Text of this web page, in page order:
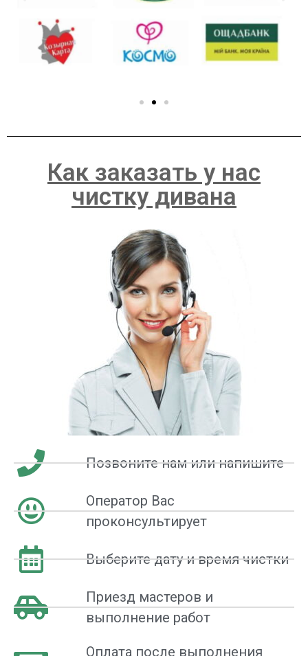
Как заказать у нас
чистку дивана
Позвоните нам или напишите
Оператор Вас
проконсультирует
Выберите дату и время чистки
Приезд мастеров и
выполнение работ
Оплата после выполнения